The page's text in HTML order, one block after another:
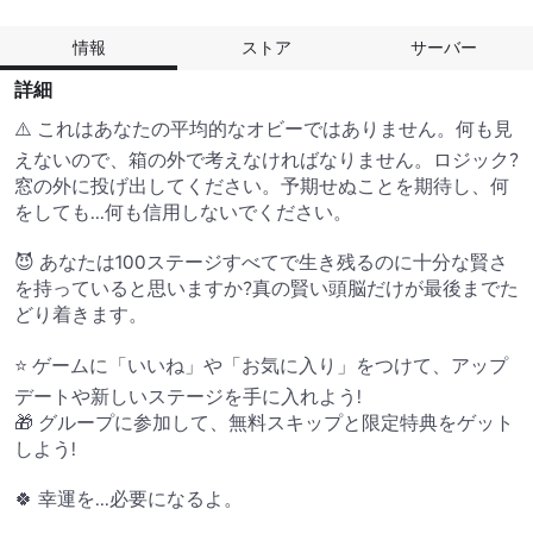
情報 ストア サーバー
詳細
⚠️ これはあなたの平均的なオビーではありません。何も見
えないので、箱の外で考えなければなりません。ロジック?
窓の外に投げ出してください。予期せぬことを期待し、何
をしても...何も信用しないでください。
😈 あなたは100ステージすべてで生き残るのに十分な賢さ
を持っていると思いますか?真の賢い頭脳だけが最後までた
どり着きます。
⭐ ゲームに「いいね」や「お気に入り」をつけて、アップ
デートや新しいステージを手に入れよう!
🎁 グループに参加して、無料スキップと限定特典をゲット
しよう!
🍀 幸運を...必要になるよ。